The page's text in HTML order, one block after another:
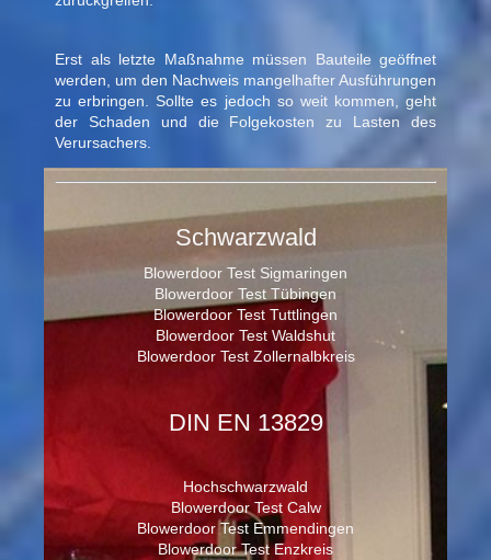
Erst als letzte Maßnahme müssen Bauteile geöffnet
werden, um den Nachweis mangelhafter Ausführungen
zu erbringen. Sollte es jedoch so weit kommen, geht
der Schaden und die Folgekosten zu Lasten des
Verursachers.
Schwarzwald
Blowerdoor Test Sigmaringen
Blowerdoor Test Tübingen
Blowerdoor Test Tuttlingen
Blowerdoor Test Waldshut
Blowerdoor Test Zollernalbkreis
DIN EN 13829
Hochschwarzwald
Blowerdoor Test Calw
Blowerdoor Test Emmendingen
Blowerdoor Test Enzkreis